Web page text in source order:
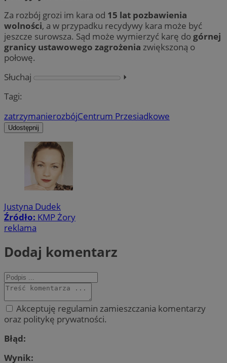
Za rozbój grozi im kara od 15 lat pozbawienia
wolności, a w przypadku recydywy kara może być
jeszcze surowsza. Sąd może wymierzyć karę do górnej
granicy ustawowego zagrożenia zwiększoną o
połowę.
Słuchaj
⏵︎
Tagi:
zatrzymanierozbójCentrum Przesiadkowe
Udostępnij
Justyna Dudek
Źródło: KMP Żory
reklama
Dodaj komentarz
Akceptuję regulamin zamieszczania komentarzy
oraz politykę prywatności.
Błąd:
Wynik: